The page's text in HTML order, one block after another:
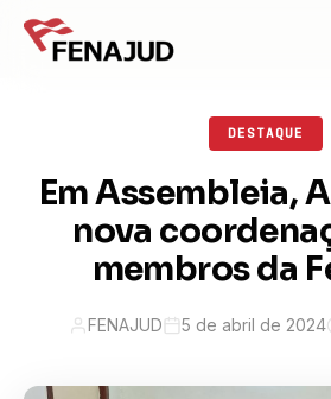
DESTAQUE
Em Assembleia,
nova
membros da
FENAJUD 5 de abril de 2024